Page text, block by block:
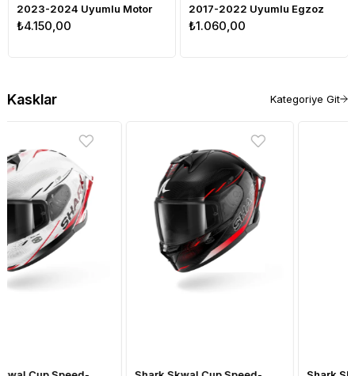
2023-2024 Uyumlu Motor
Koruma Demiri Siyah
₺4.150,00
2017-2022 Uyumlu Egzoz
Koruma Kapağı Siyah
₺1.060,00
Kasklar Kategoriye Git